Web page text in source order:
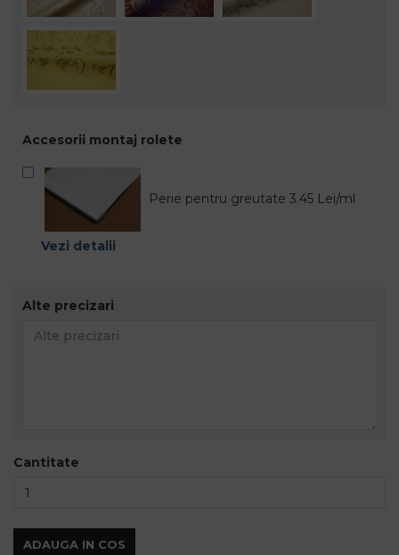
Cantitate
ADAUGA IN COS
Accesorii montaj rolete
Perie pentru greutate 3.45 Lei/ml
Vezi detalii
Alte precizari